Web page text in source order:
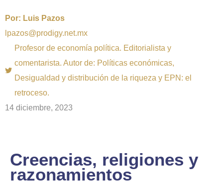
Por: Luis Pazos
lpazos@prodigy.net.mx
Profesor de economía política. Editorialista y
comentarista. Autor de: Políticas económicas,
Desigualdad y distribución de la riqueza y EPN: el
retroceso.
14 diciembre, 2023
Creencias, religiones y
razonamientos